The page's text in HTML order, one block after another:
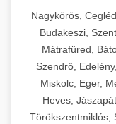
élelmiszer-
méretek
🍳
Teljes körű
Minden,
Nagykörös,
Budakeszi,
Mátrafüred,
Szendrő,
Miskolc, Eger,
Heves,
Törökszentmiklós,